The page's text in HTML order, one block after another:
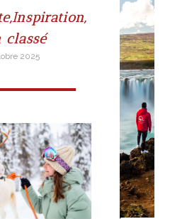
,Inspiration,
classé
2025